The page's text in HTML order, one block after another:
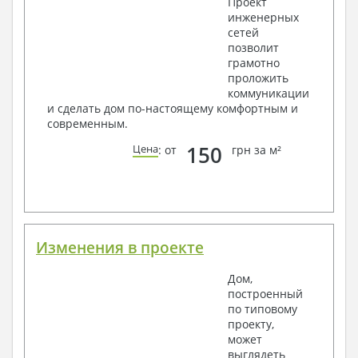
Условные обозначения с общими данными
Поэтажная система водоснабжения и
Аксонометрическая схема водоснабжения и
Узлы и спецификация материалов
Отопление, вентиляция
Система вентиляции
Спецификация материалов
План сетей освещения, план силовых сетей
Схема системы уравнения потенциалов
Схема повторного контура заземления
инженерных
сетей
позволит
грамотно
проложить
коммуникации
и сделать дом по-настоящему комфортным и
современным.
Цена: от 150 грн за м²
Изменения в проекте
Дом,
построенный
по типовому
проекту,
может
выглядеть